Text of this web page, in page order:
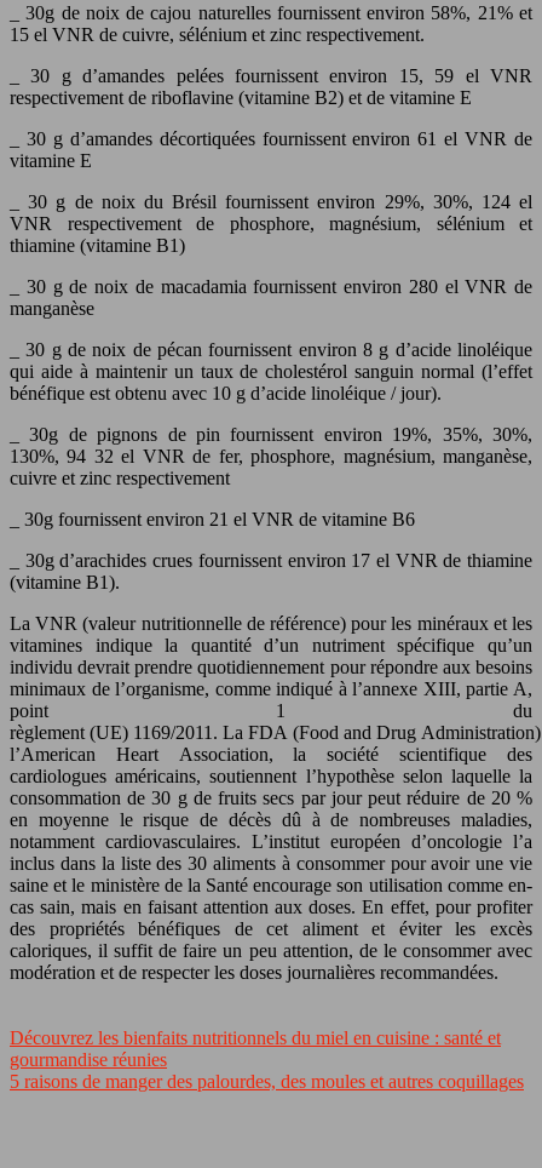
_ 30g de noix de cajou naturelles fournissent environ 58%, 21% et
15 el VNR de cuivre, sélénium et zinc respectivement.
_ 30 g d’amandes pelées fournissent environ 15, 59 el VNR
respectivement de riboflavine (vitamine B2) et de vitamine E
_ 30 g d’amandes décortiquées fournissent environ 61 el VNR de
vitamine E
_ 30 g de noix du Brésil fournissent environ 29%, 30%, 124 el
VNR respectivement de phosphore, magnésium, sélénium et
thiamine (vitamine B1)
_ 30 g de noix de macadamia fournissent environ 280 el VNR de
manganèse
_ 30 g de noix de pécan fournissent environ 8 g d’acide linoléique
qui aide à maintenir un taux de cholestérol sanguin normal (l’effet
bénéfique est obtenu avec 10 g d’acide linoléique / jour).
_ 30g de pignons de pin fournissent environ 19%, 35%, 30%,
130%, 94 32 el VNR de fer, phosphore, magnésium, manganèse,
cuivre et zinc respectivement
_ 30g fournissent environ 21 el VNR de vitamine B6
_ 30g d’arachides crues fournissent environ 17 el VNR de thiamine
(vitamine B1).
La VNR (valeur nutritionnelle de référence) pour les minéraux et les
vitamines indique la quantité d’un nutriment spécifique qu’un
individu devrait prendre quotidiennement pour répondre aux besoins
minimaux de l’organisme, comme indiqué à l’annexe XIII, partie A,
point 1 du
règlement (UE) 1169/2011. La FDA (Food and Drug
l’American Heart Association, la société scientifique des
cardiologues américains, soutiennent l’hypothèse selon laquelle la
consommation de 30 g de fruits secs par jour peut réduire de 20 %
en moyenne le risque de décès dû à de nombreuses maladies,
notamment cardiovasculaires. L’institut européen d’oncologie l’a
inclus dans la liste des 30 aliments à consommer pour avoir une vie
saine et le ministère de la Santé encourage son utilisation comme en-
cas sain, mais en faisant attention aux doses. En effet, pour profiter
des propriétés bénéfiques de cet aliment et éviter les excès
caloriques, il suffit de faire un peu attention, de le consommer avec
modération et de respecter les doses journalières recommandées.
Découvrez les bienfaits nutritionnels du miel en cuisine : santé et
gourmandise réunies
5 raisons de manger des palourdes, des moules et autres coquillages